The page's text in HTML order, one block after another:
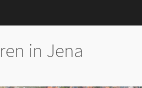
in Jena